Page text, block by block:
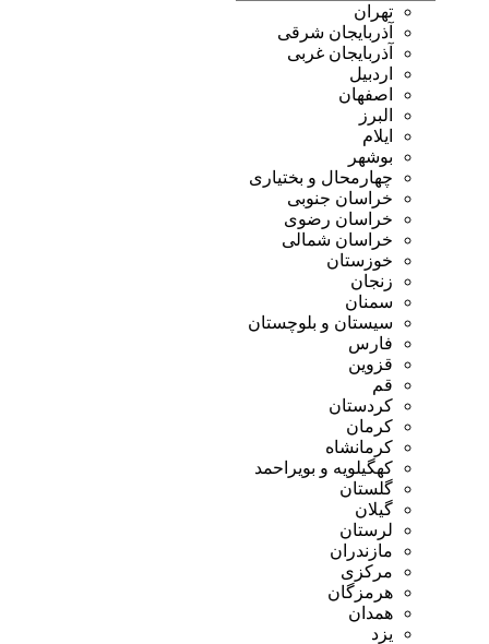
تهران
آذربایجان شرقی
آذربایجان غربی
اردبیل
اصفهان
البرز
ایلام
بوشهر
چهارمحال و بختیاری
خراسان جنوبی
خراسان رضوی
خراسان شمالی
خوزستان
زنجان
سمنان
سیستان و بلوچستان
فارس
قزوین
قم
کردستان
کرمان
کرمانشاه
کهگیلویه و بویراحمد
گلستان
گیلان
لرستان
مازندران
مرکزی
هرمزگان
همدان
یزد